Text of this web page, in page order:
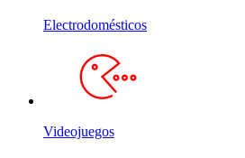
Electrodomésticos
Videojuegos